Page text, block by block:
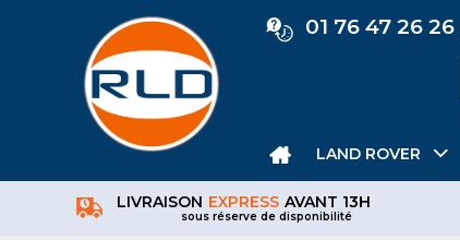
01 76 47 26 26
LAND ROVER
LIVRAISON EXPRESS AVANT 13H
sous réserve de disponibilité